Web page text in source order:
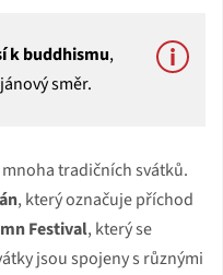
k buddhismu,
směr.
tradičních svátků.
, který označuje příchod
Festival, který se
jsou spojeny s různými